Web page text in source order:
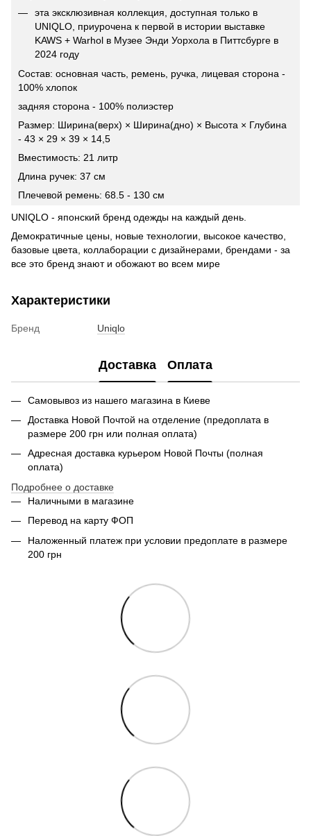
эта эксклюзивная коллекция, доступная только в
UNIQLO, приурочена к первой в истории выставке
KAWS + Warhol в Музее Энди Уорхола в Питтсбурге в
2024 году
Состав: основная часть, ремень, ручка, лицевая сторона -
100% хлопок
задняя сторона - 100% полиэстер
Размер: Ширина(верх) × Ширина(дно) × Высота × Глубина
- 43 × 29 × 39 × 14,5
Вместимость: 21 литр
Длина ручек: 37 см
Плечевой ремень: 68.5 - 130 см
UNIQLO - японский бренд одежды на каждый день.
Демократичные цены, новые технологии, высокое качество,
базовые цвета, коллаборации с дизайнерами, брендами - за
все это бренд знают и обожают во всем мире
Характеристики
Бренд Uniqlo
Доставка Оплата
Самовывоз из нашего магазина в Киеве
Доставка Новой Почтой на отделение (предоплата в
размере 200 грн или полная оплата)
Адресная доставка курьером Новой Почты (полная
оплата)
Подробнее о доставке
Наличными в магазине
Перевод на карту ФОП
Наложенный платеж при условии предоплате в размере
200 грн